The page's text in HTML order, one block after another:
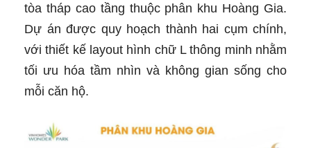
tòa tháp cao tầng thuộc phân khu Hoàng Gia.
Dự án được quy hoạch thành hai cụm chính,
với thiết kế layout hình chữ L thông minh nhằm
tối ưu hóa tầm nhìn và không gian sống cho
mỗi căn hộ.